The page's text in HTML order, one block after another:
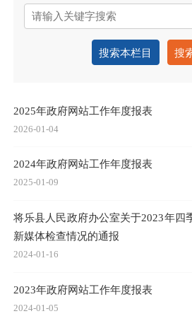
搜索本栏目 搜
2025年政府网站工作年度报表
2026-01-04
2024年政府网站工作年度报表
2025-01-09
将乐县人民政府办公室关于2023年四
新媒体检查情况的通报
2024-01-16
2023年政府网站工作年度报表
2024-01-05